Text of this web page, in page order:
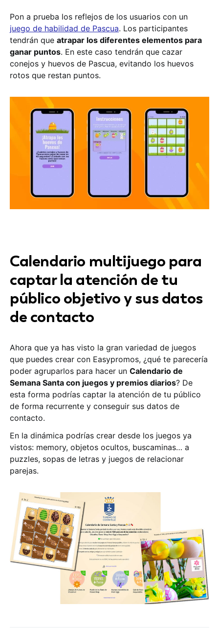
Pon a prueba los reflejos de los usuarios con un
juego de habilidad de Pascua. Los participantes
tendrán que atrapar los diferentes elementos para
ganar puntos. En este caso tendrán que cazar
conejos y huevos de Pascua, evitando los huevos
rotos que restan puntos.
Calendario multijuego para
captar la atención de tu
público objetivo y sus datos
de contacto
Ahora que ya has visto la gran variedad de juegos
que puedes crear con Easypromos, ¿qué te parecería
poder agruparlos para hacer un Calendario de
Semana Santa con juegos y premios diarios? De
esta forma podrías captar la atención de tu público
de forma recurrente y conseguir sus datos de
contacto.
En la dinámica podrías crear desde los juegos ya
vistos: memory, objetos ocultos, buscaminas… a
puzzles, sopas de letras y juegos de relacionar
parejas.